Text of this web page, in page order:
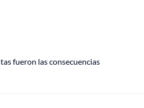
fueron las consecuencias